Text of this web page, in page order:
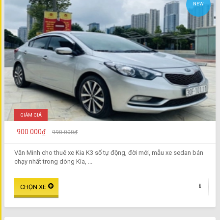
NEW
GIẢM GIÁ
900.000₫ 990.000₫
Văn Minh cho thuê xe Kia K3 số tự động, đời mới, mẫu xe sedan bán
chạy nhất trong dòng Kia, ...